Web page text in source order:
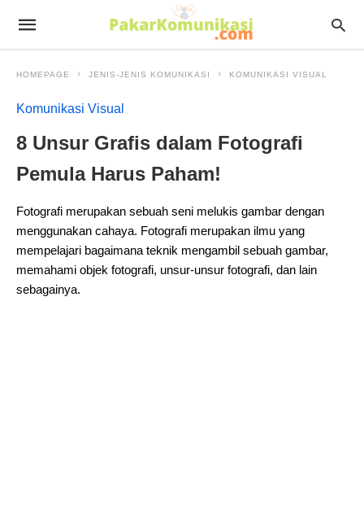
HOMEPAGE JENIS-JENIS KOMUNIKASI KOMUNIKASI VISUAL
Komunikasi Visual
8 Unsur Grafis dalam Fotografi
Pemula Harus Paham!
Fotografi merupakan sebuah seni melukis gambar dengan
menggunakan cahaya. Fotografi merupakan ilmu yang
mempelajari bagaimana teknik mengambil sebuah gambar,
memahami objek fotografi, unsur-unsur fotografi, dan lain
sebagainya.